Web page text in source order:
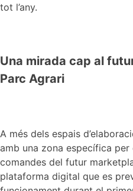
tot l’any.
Una mirada cap al
Parc Agrari
A més dels espais
amb una zona específica
comandes del futur
plataforma digital que es